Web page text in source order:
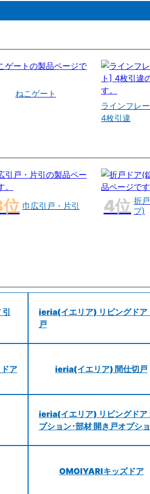
ねこゲート
ラインフレ
4枚引違
巾広引戸・片引
折
プ)
ieria(イエリア) リビングドア
戸
ア ieria(イエリア) 間仕切戸
ieria(イエリア) リビングドア
プション･部材 開き戸オプシ
OMOIYARIキッズドア